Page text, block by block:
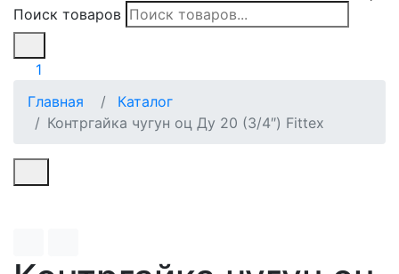
Поиск товаров
1
Главная
Каталог
Контргайка чугун оц Ду 20 (3/4″) Fittex